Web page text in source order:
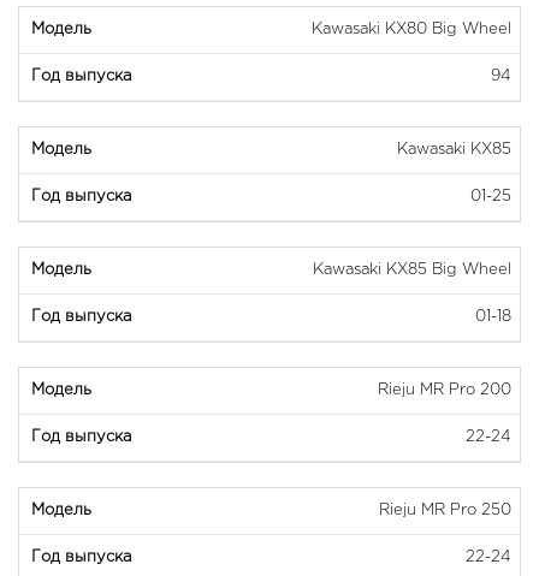
Kawasaki KX80 Big Wheel
94
Kawasaki KX85
01-25
Kawasaki KX85 Big Wheel
01-18
Rieju MR Pro 200
22-24
Rieju MR Pro 250
22-24